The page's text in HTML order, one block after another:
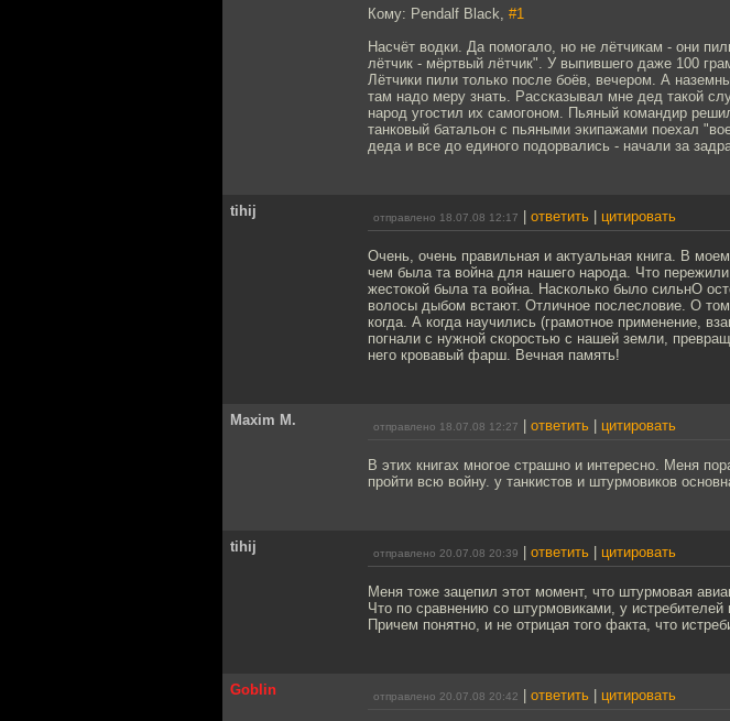
Кому: Pendalf Black, #1
Насчёт водки. Да помогало, но не лётчикам - они
лётчик - мёртвый лётчик". У выпившего даже 100
Лётчики пили только после боёв, вечером. А
там надо меру знать. Рассказывал мне дед такой
народ угостил их самогоном. Пьяный командир
танковый батальон с пьяными экипажами поехал
деда и все до единого подорвались - начали за
tihij отправлено 18.07.08 12:17 ответить цитировать
Очень, очень правильная и актуальная книга. В
чем была та война для нашего народа. Что
жестокой была та война. Насколько было сильнО
волосы дыбом встают. Отличное послесловие. О
когда. А когда научились (грамотное применение,
погнали с нужной скоростью с нашей земли,
него кровавый фарш. Вечная память!
Maxim M. отправлено 18.07.08 12:27 ответить цитировать
В этих книгах многое страшно и интересно. Меня
пройти всю войну. у танкистов и штурмовиков
tihij отправлено 20.07.08 20:39 ответить цитировать
Меня тоже зацепил этот момент, что штурмовая
Что по сравнению со штурмовиками, у
Причем понятно, и не отрицая того факта, что
Goblin отправлено 20.07.08 20:42 ответить цитировать